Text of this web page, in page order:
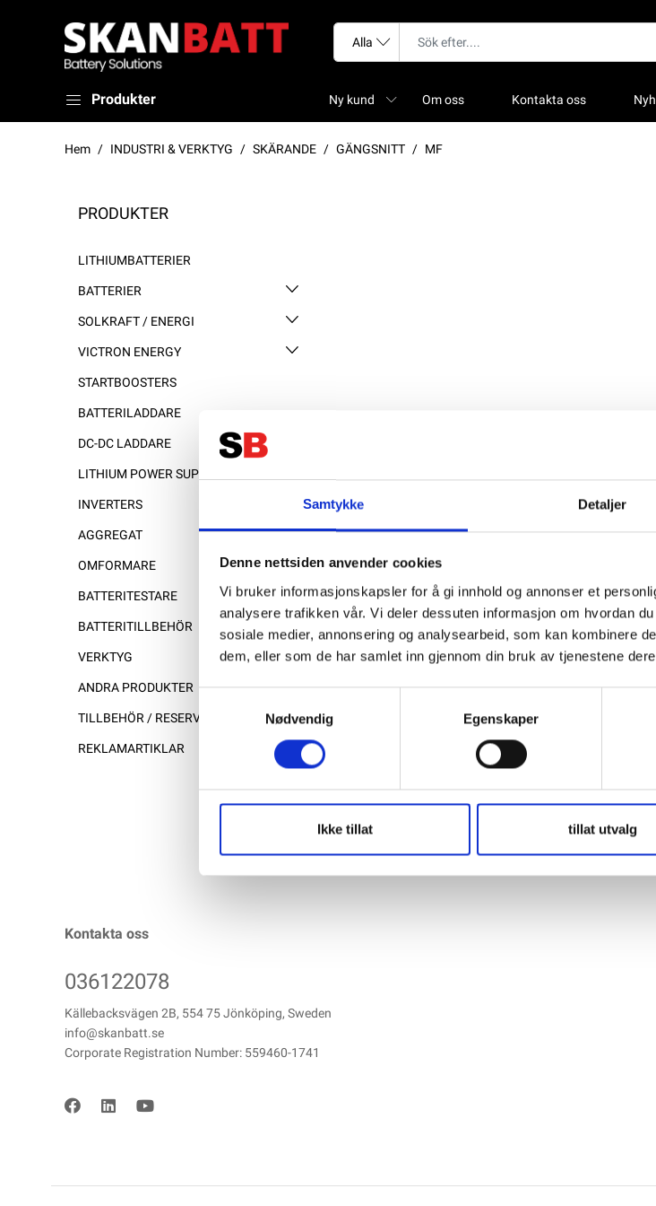
Samtykke Detaljer
Denne nettsiden anvender cookies
Vi bruker informasjonskapsler for å gi innhold og annonser et
analysere trafikken vår. Vi deler dessuten informasjon om hvordan
sosiale medier, annonsering og analysearbeid, som kan kombinere
dem, eller som de har samlet inn gjennom din bruk av tjenestene
Nødvendig
Egenskaper
Ikke tillat tillat utvalg
Produkter Ny kund Om oss Kontakta oss
Hem INDUSTRI & VERKTYG SKÄRANDE GÄNGSNITT MF
PRODUKTER
LITHIUMBATTERIER
BATTERIER
SOLKRAFT / ENERGI
VICTRON ENERGY
STARTBOOSTERS
BATTERILADDARE
DC-DC LADDARE
LITHIUM POWER SUPPLY
INVERTERS
AGGREGAT
OMFORMARE
BATTERITESTARE
BATTERITILLBEHÖR
VERKTYG
ANDRA PRODUKTER
TILLBEHÖR / RESERVDELAR
REKLAMARTIKLAR
Kontakta oss
036122078
Källebacksvägen 2B, 554 75 Jönköping, Sweden
info@skanbatt.se
Corporate Registration Number: 559460-1741